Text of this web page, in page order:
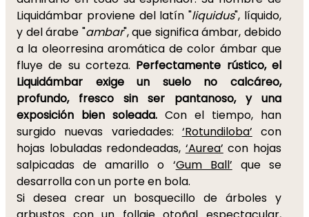
Liquidámbar proviene del latín "liquidus", líquido,
y del árabe "ambar", que significa ámbar, debido
a la oleorresina aromática de color ámbar que
fluye de su corteza. Perfectamente rústico, el
Liquidámbar exige un suelo no calcáreo,
profundo, fresco sin ser pantanoso, y una
exposición bien soleada. Con el tiempo, han
surgido nuevas variedades: ‘Rotundiloba’ con
hojas lobuladas redondeadas, ‘Aurea’ con hojas
salpicadas de amarillo o ‘Gum Ball’ que se
desarrolla con un porte en bola.
Si desea crear un bosquecillo de árboles y